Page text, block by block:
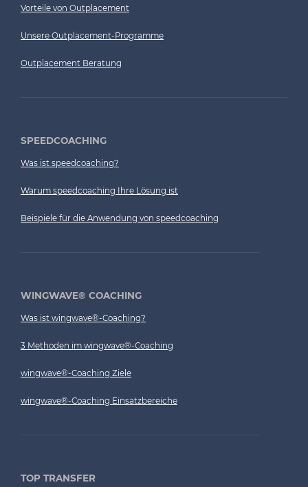
Vorteile von Outplacement
Unsere Outplacement-Programme
Outplacement Beratung
SPEEDCOACHING
Was ist speedcoaching?
Warum speedcoaching Ihre Lösung ist
Beispiele für die Anwendung von speedcoaching
WINGWAVE® COACHING
Was ist wingwave®-Coaching?
3 Methoden im wingwave®-Coaching
wingwave®-Coaching Ziele
wingwave®-Coaching Einsatzbereiche
TOP TRANSFER